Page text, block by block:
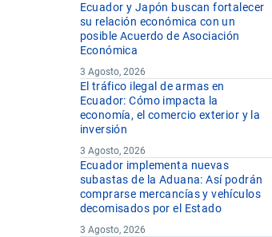
Ecuador y Japón buscan fortalecer
su relación económica con un
posible Acuerdo de Asociación
Económica
3 Agosto, 2026
El tráfico ilegal de armas en
Ecuador: Cómo impacta la
economía, el comercio exterior y la
inversión
3 Agosto, 2026
Ecuador implementa nuevas
subastas de la Aduana: Así podrán
comprarse mercancías y vehículos
decomisados por el Estado
3 Agosto, 2026